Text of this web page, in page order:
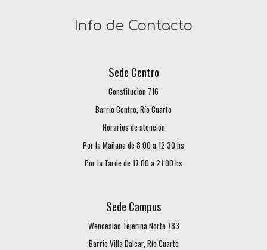
Info de Contacto
Sede Centro
Constitución 716
Barrio Centro, Río Cuarto
Horarios de atención
Por la Mañana de 8:00 a 12:30 hs
Por la Tarde de 17:00 a21:00 hs
Sede Campus
Wenceslao Tejerina Norte 783
Barrio Villa Dalcar, Río Cuarto